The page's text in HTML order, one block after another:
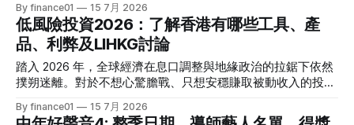
息的預期再度升溫。 當定期存款利率逐漸從高位回落，如何
將資金轉投至能夠產生穩定現金流的收息資產，成為了今年投
資理財的核心課題。本文特別為您搜集 2026 年 7 月最新市場
數據，盤點港股、美股及基金三大領域共 15 隻熱門收息工
具，並深度拆解背後的潛在風險，助您在新一季度穩健收息！
格價與部署，以下先將這 15 隻橫跨港股、美股及基金的明星
By finance01 15 7月 2026
低風險投資2026：了解香港有哪些工具、產
品、利弊及LIHKG討論
踏入 2026 年，全球經濟在息口調整與地緣政治的拉鋸下依然
撲朔迷離。對於不想心驚膽戰、只想安穩賺取被動收入的投資
場目前有相當多穩健的防守型工具。本文為大家盤點 2026 年
By finance01 15 7月 2026